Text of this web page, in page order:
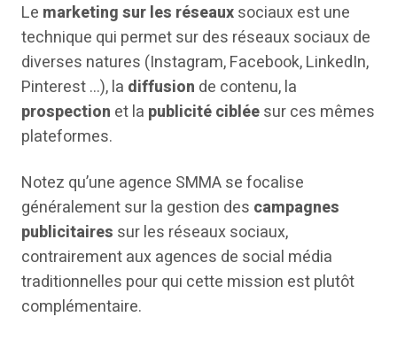
Le marketing sur les réseauxsociaux est une
technique qui permet sur des réseaux sociaux de
diverses natures (Instagram, Facebook, LinkedIn,
Pinterest …), la diffusion de contenu, la
prospection et la publicité cibléesur ces mêmes
plateformes.
Notez qu’une agence SMMA se focalise
généralement sur la gestion des campagnes
publicitaires sur les réseaux sociaux,
contrairement aux agences de social média
traditionnelles pour qui cette mission est plutôt
complémentaire.